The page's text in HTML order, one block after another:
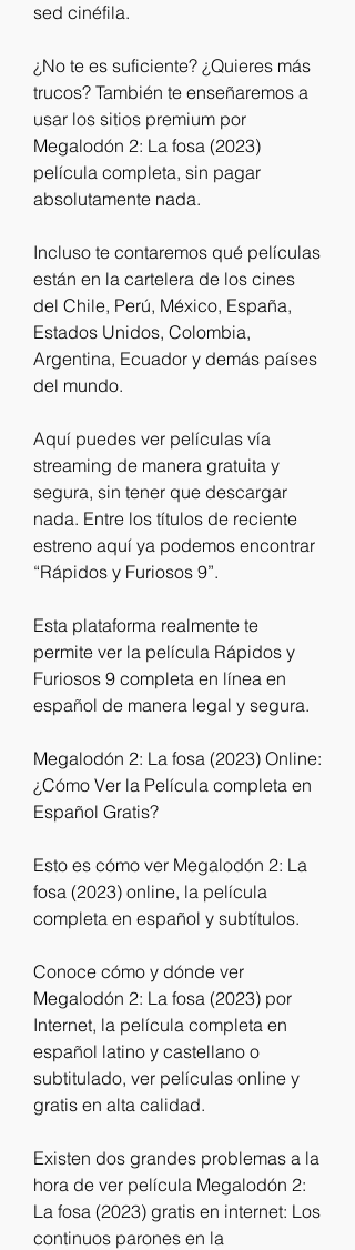
sed cinéfila.
¿No te es suficiente? ¿Quieres más
trucos? También te enseñaremos a
usar los sitios premium por
Megalodón 2: La fosa (2023)
película completa, sin pagar
absolutamente nada.
Incluso te contaremos qué películas
están en la cartelera de los cines
del Chile, Perú, México, España,
Estados Unidos, Colombia,
Argentina, Ecuador y demás países
del mundo.
Aquí puedes ver películas vía
streaming de manera gratuita y
segura, sin tener que descargar
nada. Entre los títulos de reciente
estreno aquí ya podemos encontrar
“Rápidos y Furiosos 9”.
Esta plataforma realmente te
permite ver la película Rápidos y
Furiosos 9 completa en línea en
español de manera legal y segura.
Megalodón 2: La fosa (2023) Online:
¿Cómo Ver la Película completa en
Español Gratis?
Esto es cómo ver Megalodón 2: La
fosa (2023) online, la película
completa en español y subtítulos.
Conoce cómo y dónde ver
Megalodón 2: La fosa (2023) por
Internet, la película completa en
español latino y castellano o
subtitulado, ver películas online y
gratis en alta calidad.
Existen dos grandes problemas a la
hora de ver película Megalodón 2:
La fosa (2023) gratis en internet: Los
continuos parones en la